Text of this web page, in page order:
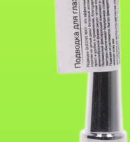
Подводка для глаз Farres
№MB012-101 маркер
синяя